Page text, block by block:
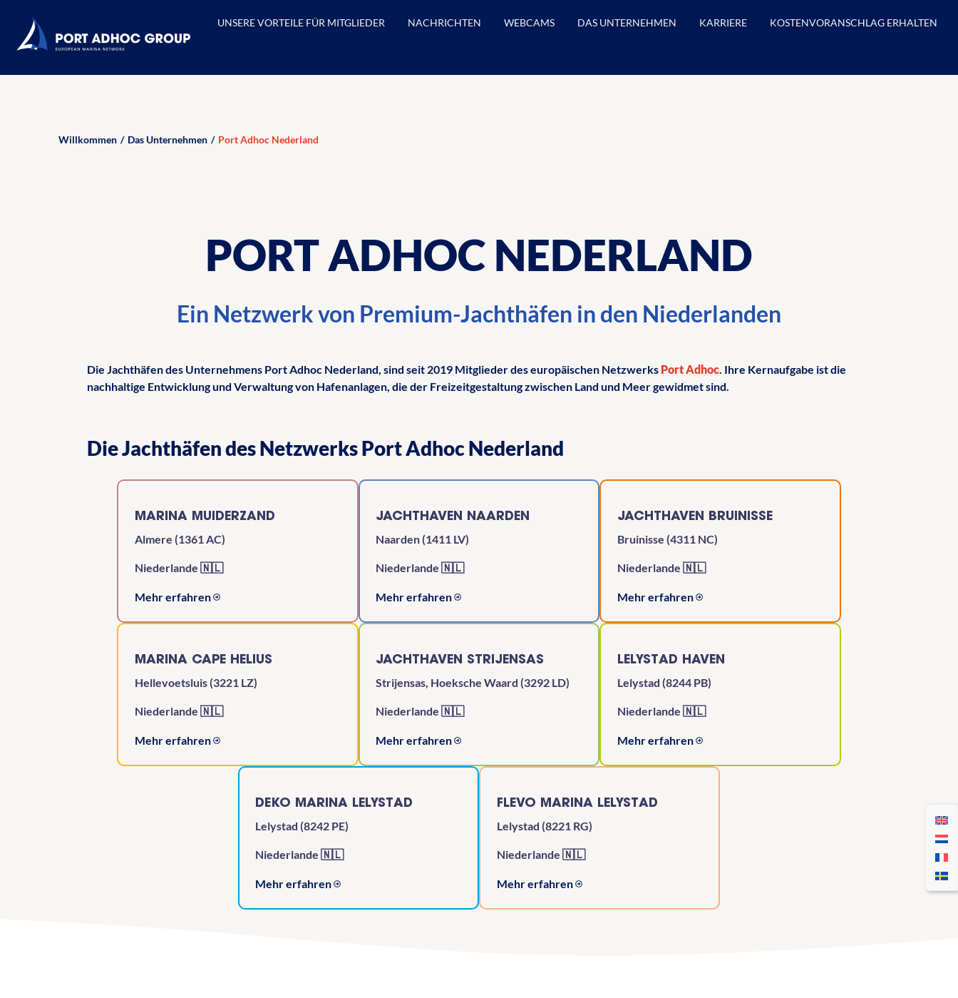
UNSERE HÄFEN UNSERE VORTEILE FÜR MITGLIEDER NACHRICHTEN WEBCAMS DAS UNTERNEHMEN KARRIERE KOSTENVORANSCHLAG ERHALTEN
Willkommen / Das Unternehmen / Port Adhoc Nederland
PORT ADHOC NEDERLAND
Ein Netzwerk von Premium-Jachthäfen in den Niederlanden
Die Jachthäfen des Unternehmens Port Adhoc Nederland, sind seit 2019 Mitglieder des europäischen Netzwerks Port Adhoc . Ihre Kernaufgabe ist die
nachhaltige Entwicklung und Verwaltung von Hafenanlagen, die der Freizeitgestaltung zwischen Land und Meer gewidmet sind.
Die Jachthäfen des Netzwerks Port Adhoc Nederland
MARINA MUIDERZAND
Almere (1361 AC)
Niederlande 🇳🇱
Mehr erfahren
JACHTHAVEN NAARDEN
Naarden (1411 LV)
Niederlande 🇳🇱
Mehr erfahren
JACHTHAVEN BRUINISSE
Bruinisse (4311 NC)
Niederlande 🇳🇱
Mehr erfahren
MARINA CAPE HELIUS
Hellevoetsluis (3221 LZ)
Niederlande 🇳🇱
Mehr erfahren
JACHTHAVEN STRIJENSAS
Strijensas, Hoeksche Waard (3292 LD)
Niederlande 🇳🇱
Mehr erfahren
LELYSTAD HAVEN
Lelystad (8244 PB)
Niederlande 🇳🇱
Mehr erfahren
DEKO MARINA LELYSTAD
Lelystad (8242 PE)
Niederlande 🇳🇱
Mehr erfahren
FLEVO MARINA LELYSTAD
Lelystad (8221 RG)
Niederlande 🇳🇱
Mehr erfahren